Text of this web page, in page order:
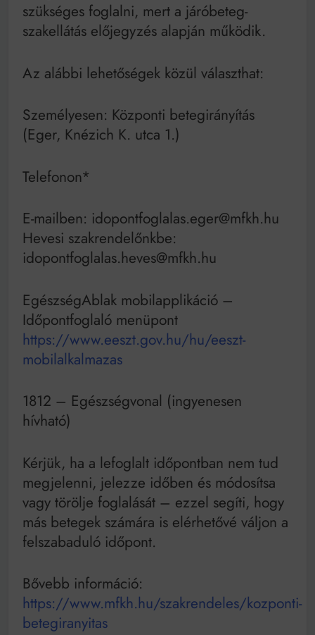
Mindenki a világot akarja uralni – de nem csak a 80-
as években
Bitumenes lapostetők: a bevált technológia akkor
szükséges foglalni, mert a járóbeteg-
szakellátás előjegyzés alapján működik.
Az alábbi lehetőségek közül választhat:
Személyesen: Központi betegirányítás
(Eger, Knézich K. utca 1.)
Telefonon*
E-mailben: idopontfoglalas.eger@mfkh.hu
Hevesi szakrendelőnkbe:
idopontfoglalas.heves@mfkh.hu
EgészségAblak mobilapplikáció –
Időpontfoglaló menüpont
https://www.eeszt.gov.hu/hu/eeszt-
mobilalkalmazas
1812 – Egészségvonal (ingyenesen
hívható)
Kérjük, ha a lefoglalt időpontban nem tud
megjelenni, jelezze időben és módosítsa
vagy törölje foglalását – ezzel segíti, hogy
más betegek számára is elérhetővé váljon a
felszabaduló időpont.
Bővebb információ:
https://www.mfkh.hu/szakrendeles/kozponti-
betegiranyitas